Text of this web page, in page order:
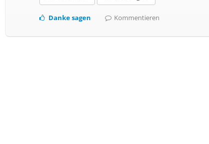
Danke sagen Kommentieren